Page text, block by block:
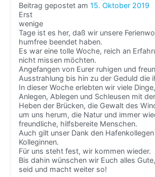
Beitrag gepostet am15. Oktober 2019
Erst
wenige
Tage ist es her, daß wir unsere
humfree beendet haben.
Es war eine tolle Woche, reich an
nicht missen möchten.
Angefangen von Eurer ruhigen und
Ausstrahlung bis hin zu der Geduld die
In dieser Woche erlebten wir viele
Anlegen, Ablegen und Schleusen mit
Heben der Brücken, die Gewalt des
um uns herum, die Natur und immer
freundliche, hilfsbereite Menschen.
Auch gilt unser Dank den
Kolleginnen.
Für uns steht fest, wir kommen wieder.
Bis dahin wünschen wir Euch alles
seid und macht weiter so!